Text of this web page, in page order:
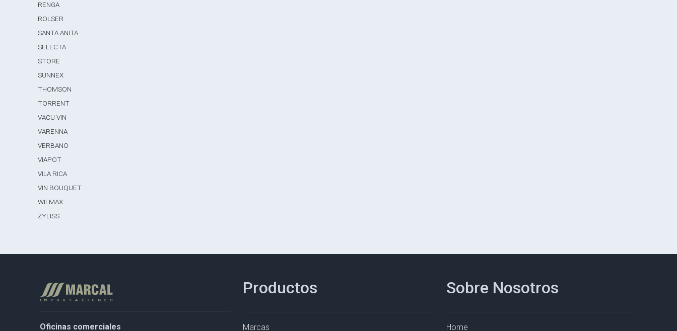
RENGA
ROLSER
SANTA ANITA
SELECTA
STORE
SUNNEX
THOMSON
TORRENT
VACU VIN
VARENNA
VERBANO
VIAPOT
VILA RICA
VIN BOUQUET
WILMAX
ZYLISS
Oficinas comerciales
Productos
Marcas
Sobre Nosotros
Home